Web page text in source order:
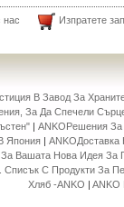
нас Изпратете
В Завод За
За Да Спечели
|ANKOРешения
Япония |
Вашата Нова Идея За
С Продукти За
Хляб -ANKO |ANKO